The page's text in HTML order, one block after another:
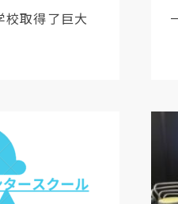
取得了巨大